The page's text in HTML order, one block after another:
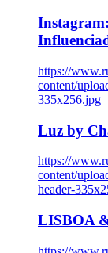
https://
content/
335x256.jpg
Luz by
https://
content/
header-
LISBOA